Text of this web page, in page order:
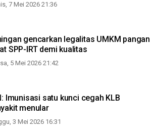
7 Mei 2026 21:36
gencarkan legalitas UMKM pangan
SPP-IRT demi kualitas
5 Mei 2026 21:42
Imunisasi satu kunci cegah KLB
menular
3 Mei 2026 16:31